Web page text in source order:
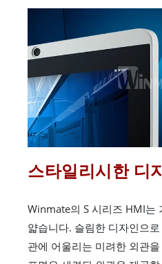
스타일리시한 디
Winmate의 S 시리즈 HMI는
얇습니다. 슬림한 디자인으
관에 어울리는 미려한 외관